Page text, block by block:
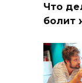
Что
болит